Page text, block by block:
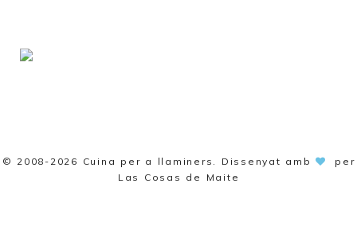
© 2008-2026 Cuina per a llaminers . Dissenyat amb
per
Las Cosas de Maite